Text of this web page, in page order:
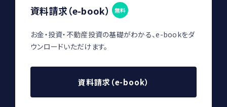
資料請求（e-book） 無料
お金・投資・不動産投資の基礎がわかる、e-bookをダ
ウンロードいただけます。
資料請求（e-book）